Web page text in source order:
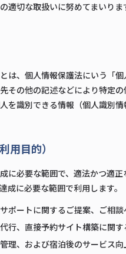
適切な取扱いに努めてまいりま
は、個人情報保護法にいう「
その他の記述などにより特定
を識別できる情報（個人識別情
用目的）
に必要な範囲で、適法かつ適
成に必要な範囲で利用します。
ポートに関するご提案、ご相談
行、直接予約サイト構築に関
理、および宿泊後のサービス向